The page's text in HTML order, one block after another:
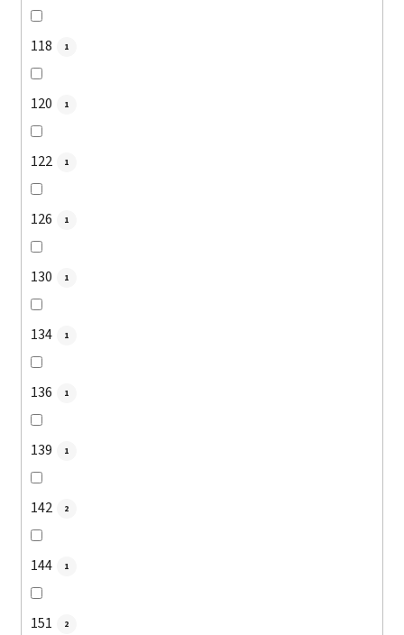
118 1
120 1
122 1
126 1
130 1
134 1
136 1
139 1
142 2
144 1
151 2